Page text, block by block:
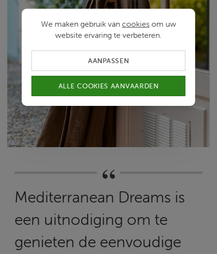
Mediterranean Dreams is
een uitnodiging om te
genieten de eenvoudige
We maken gebruik van cookiesom uw
website ervaring te verbeteren.
AANPASSEN
ALLE COOKIES AANVAARDEN